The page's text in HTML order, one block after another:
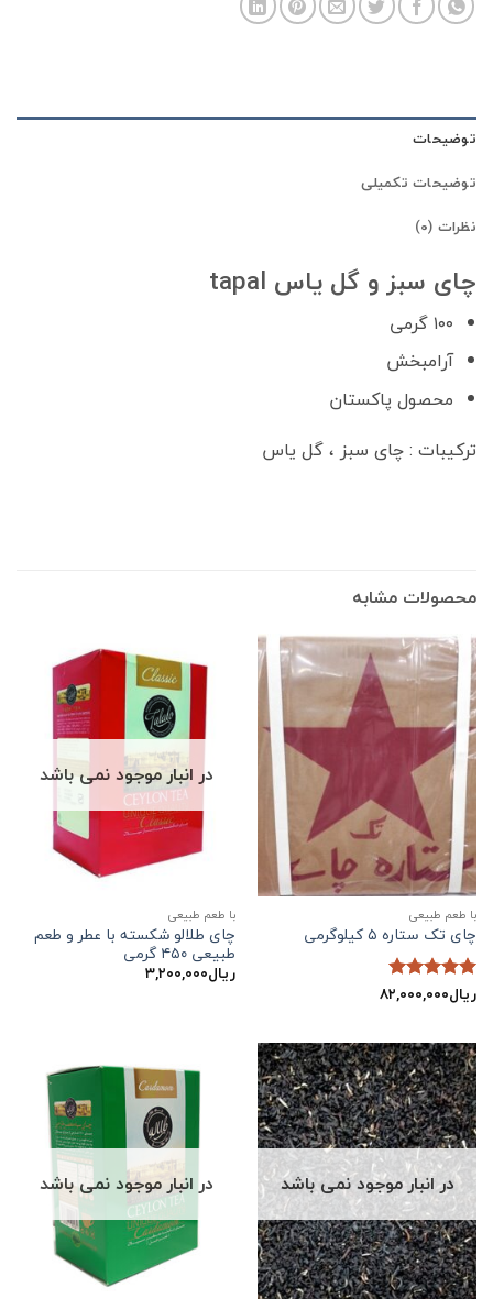
توضیحات
توضیحات تکمیلی
نظرات (0)
چای سبز و گل یاس tapal
۱۰۰ گرمی
آرامبخش
محصول پاکستان
ترکیبات : چای سبز ، گل یاس
محصولات مشابه
با طعم طبیعی
چای تک ستاره ۵ کیلوگرمی
نمره5 از
ریال۸۲,۰۰۰,۰۰۰
در انبار موجود نمی باشد
با طعم طبیعی
چای طلالو شکسته با عطر و طعم
طبیعی ۴۵۰ گرمی
ریال۳,۲۰۰,۰۰۰
در انبار موجود نمی باشد در انبار موجود نمی باشد